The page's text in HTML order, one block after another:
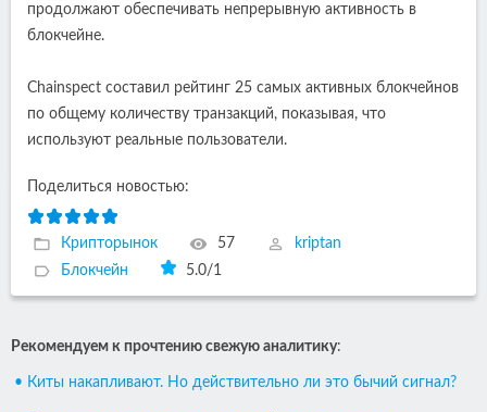
продолжают обеспечивать непрерывную активность в
блокчейне.
Chainspect составил рейтинг 25 самых активных блокчейнов
по общему количеству транзакций, показывая, что
используют реальные пользователи.
Поделиться новостью:
Крипторынок 57
kriptan
Блокчейн
5.0/1
Рекомендуем к прочтению свежую аналитику:
• Киты накапливают. Но действительно ли это бычий сигнал?